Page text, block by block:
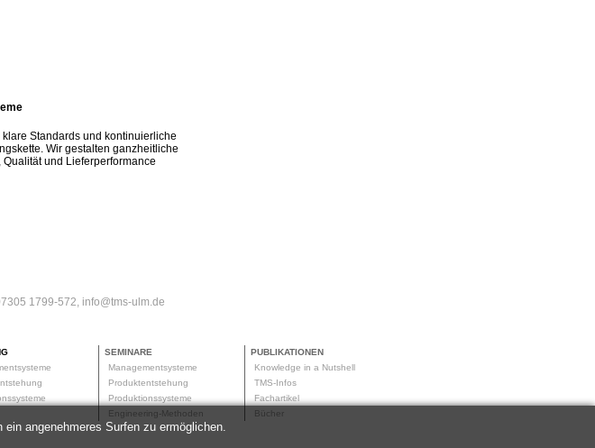
Standards und kontinuierliche
Wir gestalten ganzheitliche
und Lieferperformance
1799-572, info@tms-ulm.de
SEMINARE
Managementsysteme
Produktentstehung
Produktionssysteme
Engineering-Methoden
PUBLIKATIONEN
Knowledge in a Nutshell
TMS-Infos
Fachartikel
Bücher
angenehmeres Surfen zu ermöglichen.